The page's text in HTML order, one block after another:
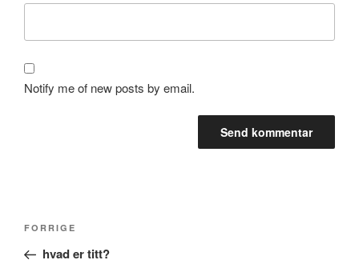
Notify me of new posts by email.
Indlægsnavigation
Forrige
indlæg
FORRIGE
hvad er titt?